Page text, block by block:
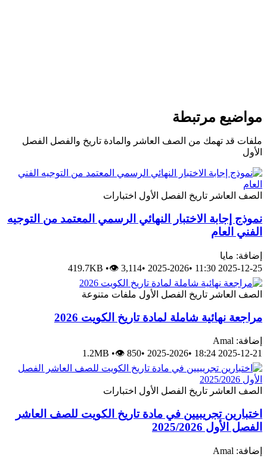
مواضيع مرتبطة
ملفات قد تهمك من الصف العاشر والمادة تاريخ والفصل الفصل
الأول
الصف العاشر تاريخ الفصل الأول اختبارات
نموذج إجابة الاختبار النهائي الرسمي المعتمد من التوجيه
الفني العام
إضافة: مايا
2025-12-25 11:30
•
2025-2026
•
419.7KB •👁 3,114
الصف العاشر تاريخ الفصل الأول ملفات متنوعة
مراجعة نهائية شاملة لمادة تاريخ الكويت 2026
إضافة: Amal
2025-12-21 18:24
•
2025-2026
•
1.2MB •👁 850
الصف العاشر تاريخ الفصل الأول اختبارات
اختبارين تجريبيين في مادة تاريخ الكويت للصف العاشر
الفصل الأول 2025/2026
إضافة: Amal